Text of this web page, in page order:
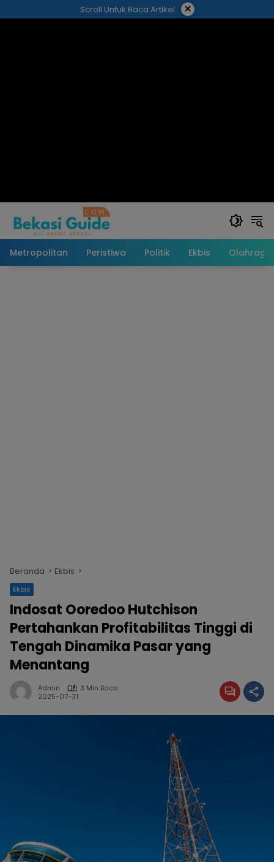
ke
Scroll Untuk Baca Artikel ×
Metropolitan Peristiwa Politik Ekbis Olahraga
Beranda Ekbis
Ekbis
Indosat Ooredoo Hutchison
Pertahankan Profitabilitas Tinggi di
Tengah Dinamika Pasar yang
Menantang
Admin
3 Min Baca
2025-07-31